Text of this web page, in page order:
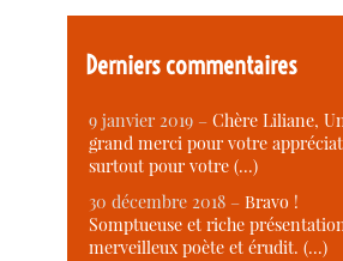
Derniers commentaires
9 janvier 2019 –Chère Liliane,
grand merci pour votre
surtout pour votre (…)
30 décembre 2018 –Bravo !
Somptueuse et riche
merveilleux poète et érudit. (…)